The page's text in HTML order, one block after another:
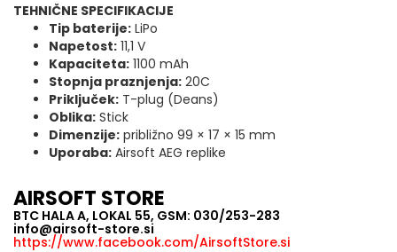
TEHNIČNE SPECIFIKACIJE
Tip baterije: LiPo
Napetost: 11,1 V
Kapaciteta: 1100 mAh
Stopnja praznjenja: 20C
Priključek: T-plug (Deans)
Oblika: Stick
Dimenzije: približno 99 × 17 × 15 mm
Uporaba: Airsoft AEG replike
AIRSOFT STORE
BTC HALA A, LOKAL 55, GSM: 030/253-283
info@airsoft-store.si
https://www.facebook.com/AirsoftStore.si